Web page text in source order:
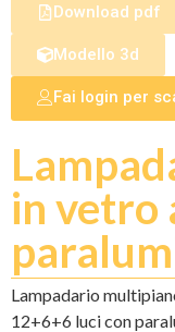
Download pdf
Modello 3d
Fai login per
in vetro
Lampadario
12+6+6 luci con